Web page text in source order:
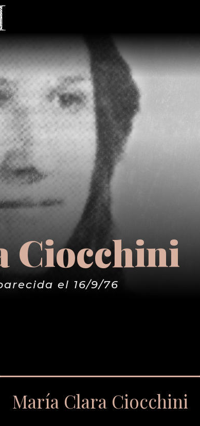
Ciocchini
el 16/9/76
María Clara Ciocchini